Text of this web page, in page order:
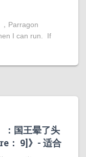
Parragon
I can run. If
：国王晕了头
： 9]》- 适合